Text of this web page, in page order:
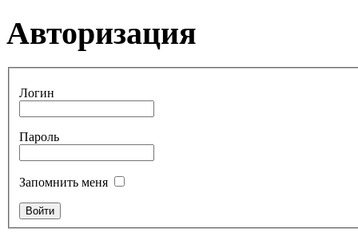
Авторизация
Логин
Пароль
Запомнить меня